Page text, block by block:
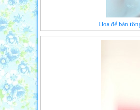
Hoa để bàn